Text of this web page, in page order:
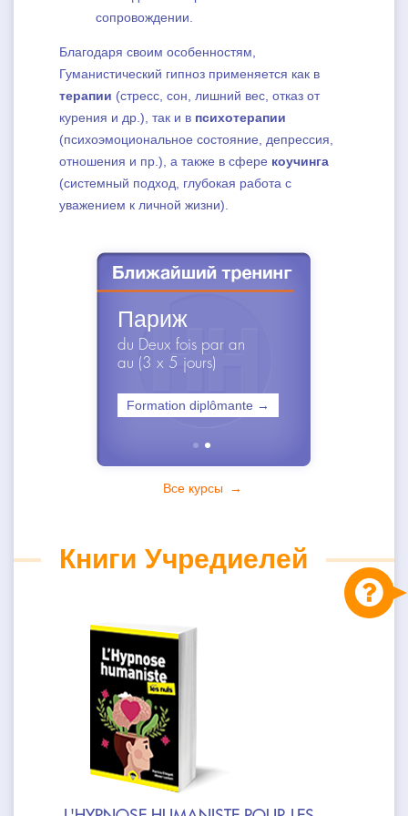
сопровождении.
Благодаря своим особенностям,
Гуманистический гипноз применяется как в
терапии (стресс, сон, лишний вес, отказ от
курения и др.), так и в психотерапии
(психоэмоциональное состояние, депрессия,
отношения и пр.), а также в сфере коучинга
(системный подход, глубокая работа с
уважением к личной жизни).
• •
Париж
du Deux fois par an
au (3 x 5 jours)
Formation diplômante →
Все курсы →
Книги Учредиелей